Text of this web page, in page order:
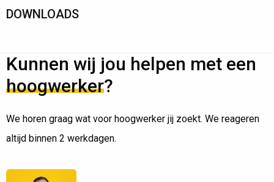
DOWNLOADS
Kunnen wij jou helpen met een
hoogwerker?
We horen graag wat voor hoogwerker jij zoekt. We reageren
altijd binnen 2 werkdagen.